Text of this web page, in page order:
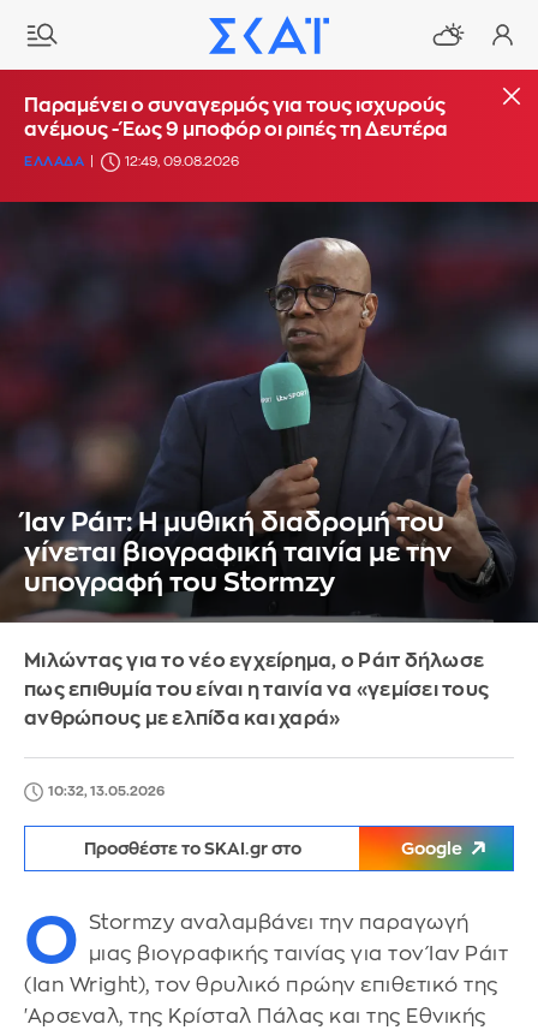
Παραμένει ο συναγερμός για τους ισχυρούς
ανέμους - Έως 9 μποφόρ οι ριπές τη Δευτέρα
ΕΛΛΑΔΑ 12:49, 09.08.2026
Ίαν Ράιτ: Η μυθική διαδρομή του
γίνεται βιογραφική ταινία με την
υπογραφή του Stormzy
Μιλώντας για το νέο εγχείρημα, ο Ράιτ δήλωσε
πως επιθυμία του είναι η ταινία να «γεμίσει τους
ανθρώπους με ελπίδα και χαρά»
10:32, 13.05.2026
Προσθέστε το SKAI.gr στο Google
Ο
Stormzy αναλαμβάνει την παραγωγή
μιας βιογραφικής ταινίας για τον Ίαν Ράιτ
(Ian Wright), τον θρυλικό πρώην επιθετικό της
'Αρσεναλ, της Κρίσταλ Πάλας και της Εθνικής